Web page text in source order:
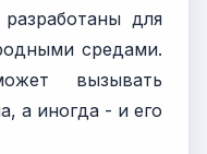
для
средами.
вызывать
а иногда - и его